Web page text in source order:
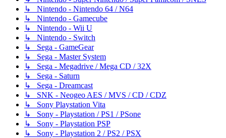
↳ Nintendo - Nintendo 64 / N64
↳ Nintendo - Gamecube
↳ Nintendo - Wii U
↳ Nintendo - Switch
↳ Sega - GameGear
↳ Sega - Master System
↳ Sega - Megadrive / Mega CD / 32X
↳ Sega - Saturn
↳ Sega - Dreamcast
↳ SNK - Neogeo AES / MVS / CD / CDZ
↳ Sony Playstation Vita
↳ Sony - Playstation / PS1 / PSone
↳ Sony - Playstation PSP
↳ Sony - Playstation 2 / PS2 / PSX